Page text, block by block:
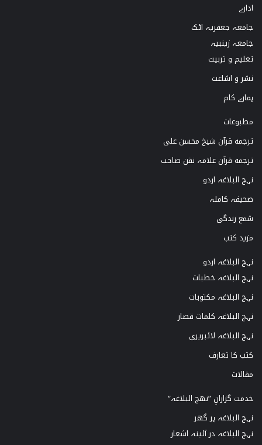
ادارے
جامعہ جعفریہ اٹک
جامعہ زینبیہ
تعلیم و تربیت
نشر و اشاعت
ہمارے کام
مطبوعات
ترجمه قرآن شیخ محسن علی
ترجمه قرآن علامہ نقن صاحب
نہج البلاغہ اردو
صحیفہ کاملہ
شمع زندگی
مزید کتب
نہج البلاغہ اردو
نہج البلاغہ خطبات
نہج البلاغہ مکتوبات
نہج البلاغہ کلمات قصار
نہج البلاغہ لائبریری
کتب کا تعارف
مقالات
خدمت گزارانِ ”نھج البلاغہ“
نہج البلاغہ ہر گھر
نہج البلاغہ در آئینہ اشعار